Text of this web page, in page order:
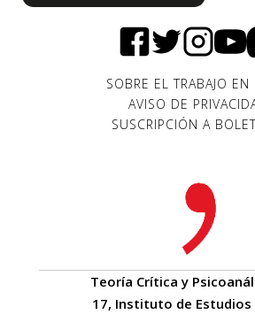
SOBRE EL TRABAJO EN
AVISO DE
SUSCRIPCIÓN A
Teoría Crítica y
17, Instituto de Estudios